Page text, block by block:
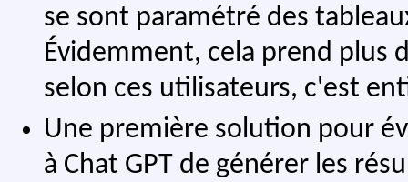
se sont paramétré des
Évidemment, cela prend plus
selon ces utilisateurs, c'est
Une première solution pour
à Chat GPT de générer les